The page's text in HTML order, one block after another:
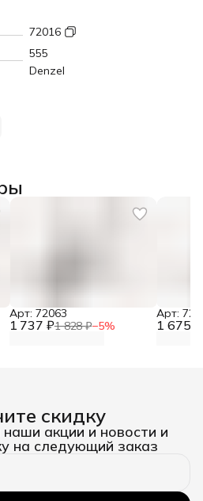
72016
555
Denzel
1 737 ₽1 828 ₽−5%
Арт: 72063
1 675 ₽
Арт:
скидку
акции и новости и
на следующий заказ